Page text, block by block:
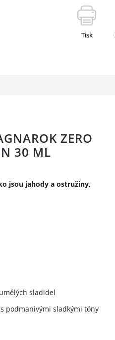
Tisk
ZERO
30 ML
jsou jahody a ostružiny,
sladidel
s podmanivými sladkými tóny